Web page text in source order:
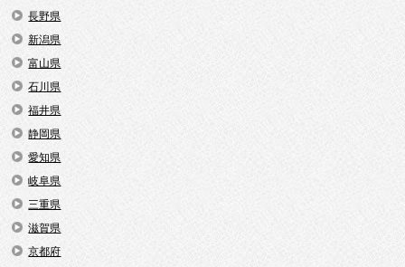
長野県
新潟県
富山県
石川県
福井県
静岡県
愛知県
岐阜県
三重県
滋賀県
京都府